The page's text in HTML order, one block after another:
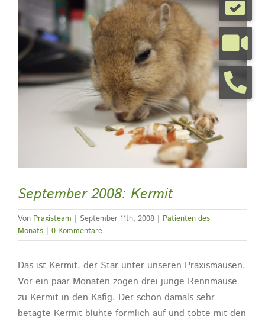
Notfall
Tierarztpraxis
Tierhalterinfos
Termine
grösseres
Bild
September 2008: Kermit
Von Praxisteam | September 11th, 2008 | Patienten des
Monats | 0 Kommentare
Das ist Kermit, der Star unter unseren Praxismäusen.
Vor ein paar Monaten zogen drei junge Rennmäuse
zu Kermit in den Käfig. Der schon damals sehr
betagte Kermit blühte förmlich auf und tobte mit den